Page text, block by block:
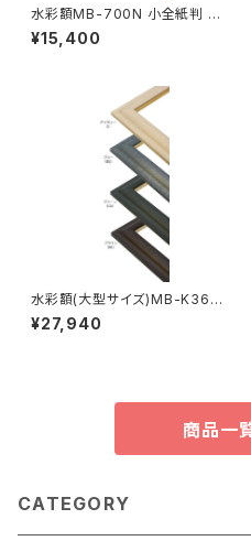
水彩額MB-700N 小全紙判 50
7×659ミリ
¥15,400
水彩額(大型サイズ)MB-K36M
特全判 780×1050ミリ
¥27,940
商品一
CATEGORY